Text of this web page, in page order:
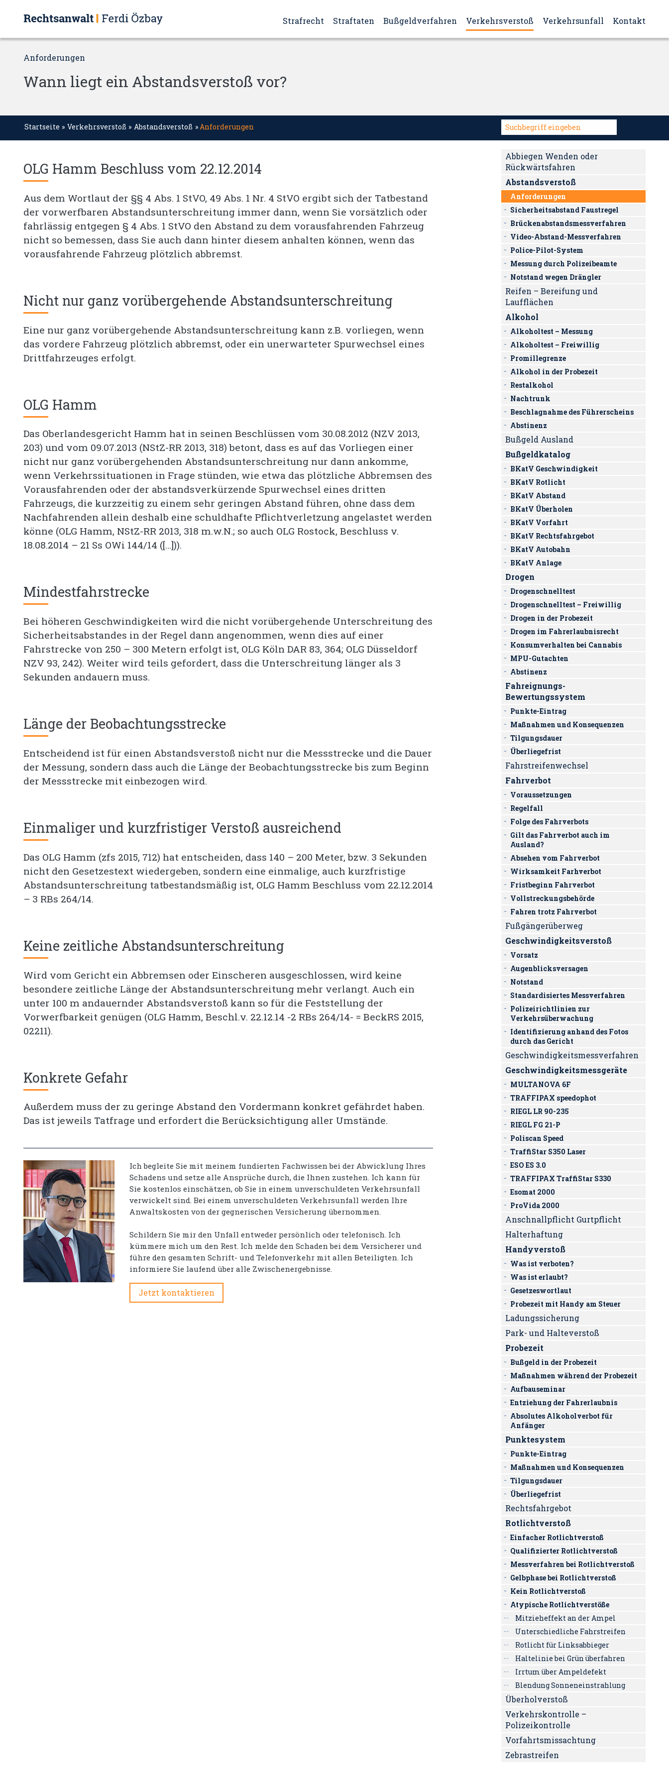
Strafrecht Straftaten Bußgeldverfahren Verkehrsverstoß Verkehrsunfall Kontakt
Anforderungen
Wann liegt ein Abstandsverstoß vor?
Startseite » Verkehrsverstoß » Abstandsverstoß »Anforderungen
OLG Hamm Beschluss vom 22.12.2014
Aus dem Wortlaut der §§ 4 Abs. 1 StVO, 49 Abs. 1 Nr. 4 StVO ergibt sich der Tatbestand
der vorwerfbaren Abstandsunterschreitung immer dann, wenn Sie vorsätzlich oder
fahrlässig entgegen § 4 Abs. 1 StVO den Abstand zu dem vorausfahrenden Fahrzeug
nicht so bemessen, dass Sie auch dann hinter diesem anhalten können, wenn das
vorausfahrende Fahrzeug plötzlich abbremst.
Nicht nur ganz vorübergehende Abstandsunterschreitung
Eine nur ganz vorübergehende Abstandsunterschreitung kann z.B. vorliegen, wenn
das vordere Fahrzeug plötzlich abbremst, oder ein unerwarteter Spurwechsel eines
Drittfahrzeuges erfolgt.
OLG Hamm
Das Oberlandesgericht Hamm hat in seinen Beschlüssen vom 30.08.2012 (NZV 2013,
203) und vom 09.07.2013 (NStZ-RR 2013, 318) betont, dass es auf das Vorliegen einer
nicht nur ganz vorübergehenden Abstandsunterschreitung nur dann ankomme,
wenn Verkehrssituationen in Frage stünden, wie etwa das plötzliche Abbremsen des
Vorausfahrenden oder der abstandsverkürzende Spurwechsel eines dritten
Fahrzeugs, die kurzzeitig zu einem sehr geringen Abstand führen, ohne dass dem
Nachfahrenden allein deshalb eine schuldhafte Pflichtverletzung angelastet werden
könne (OLG Hamm, NStZ-RR 2013, 318 m.w.N.; so auch OLG Rostock, Beschluss v.
18.08.2014 – 21 Ss OWi 144/14 ([…])).
Mindestfahrstrecke
Bei höheren Geschwindigkeiten wird die nicht vorübergehende Unterschreitung des
Sicherheitsabstandes in der Regel dann angenommen, wenn dies auf einer
Fahrstrecke von 250 – 300 Metern erfolgt ist, OLG Köln DAR 83, 364; OLG Düsseldorf
NZV 93, 242). Weiter wird teils gefordert, dass die Unterschreitung länger als 3
Sekunden andauern muss.
Länge der Beobachtungsstrecke
Entscheidend ist für einen Abstandsverstoß nicht nur die Messstrecke und die Dauer
der Messung, sondern dass auch die Länge der Beobachtungsstrecke bis zum Beginn
der Messstrecke mit einbezogen wird.
Einmaliger und kurzfristiger Verstoß ausreichend
Das OLG Hamm (zfs 2015, 712) hat entscheiden, dass 140 – 200 Meter, bzw. 3 Sekunden
nicht den Gesetzestext wiedergeben, sondern eine einmalige, auch kurzfristige
Abstandsunterschreitung tatbestandsmäßig ist, OLG Hamm Beschluss vom 22.12.2014
– 3 RBs 264/14.
Keine zeitliche Abstandsunterschreitung
Wird vom Gericht ein Abbremsen oder Einscheren ausgeschlossen, wird keine
besondere zeitliche Länge der Abstandsunterschreitung mehr verlangt. Auch ein
unter 100 m andauernder Abstandsverstoß kann so für die Feststellung der
Vorwerfbarkeit genügen (OLG Hamm, Beschl.v. 22.12.14 -2 RBs 264/14- = BeckRS 2015,
02211).
Konkrete Gefahr
Außerdem muss der zu geringe Abstand den Vordermann konkret gefährdet haben.
Das ist jeweils Tatfrage und erfordert die Berücksichtigung aller Umstände.
Ich begleite Sie mit meinem fundierten Fachwissen bei der Abwicklung Ihres
Schadens und setze alle Ansprüche durch, die Ihnen zustehen. Ich kann für
Sie kostenlos einschätzen, ob Sie in einem unverschuldeten Verkehrsunfall
verwickelt sind. Bei einem unverschuldeten Verkehrsunfall werden Ihre
Anwaltskosten von der gegnerischen Versicherung übernommen.
Schildern Sie mir den Unfall entweder persönlich oder telefonisch. Ich
kümmere mich um den Rest. Ich melde den Schaden bei dem Versicherer und
führe den gesamten Schrift- und Telefonverkehr mit allen Beteiligten. Ich
informiere Sie laufend über alle Zwischenergebnisse.
Jetzt kontaktieren
Abbiegen Wenden oder
Rückwärtsfahren
Abstandsverstoß
Anforderungen
Sicherheitsabstand Faustregel
Brückenabstandsmessverfahren
Video-Abstand-Messverfahren
Police-Pilot-System
Messung durch Polizeibeamte
Notstand wegen Drängler
Reifen – Bereifung und
Laufflächen
Alkohol
Alkoholtest – Messung
Alkoholtest – Freiwillig
Promillegrenze
Alkohol in der Probezeit
Restalkohol
Nachtrunk
Beschlagnahme des Führerscheins
Abstinenz
Bußgeld Ausland
Bußgeldkatalog
BKatV Geschwindigkeit
BKatV Rotlicht
BKatV Abstand
BKatV Überholen
BKatV Vorfahrt
BKatV Rechtsfahrgebot
BKatV Autobahn
BKatV Anlage
Drogen
Drogenschnelltest
Drogenschnelltest – Freiwillig
Drogen in der Probezeit
Drogen im Fahrerlaubnisrecht
Konsumverhalten bei Cannabis
MPU-Gutachten
Abstinenz
Fahreignungs-
Bewertungssystem
Punkte-Eintrag
Maßnahmen und Konsequenzen
Tilgungsdauer
Überliegefrist
Fahrstreifenwechsel
Fahrverbot
Voraussetzungen
Regelfall
Folge des Fahrverbots
Gilt das Fahrverbot auch im
Ausland?
Absehen vom Fahrverbot
Wirksamkeit Farhverbot
Fristbeginn Fahrverbot
Vollstreckungsbehörde
Fahren trotz Fahrverbot
Fußgängerüberweg
Geschwindigkeitsverstoß
Vorsatz
Augenblicksversagen
Notstand
Standardisiertes Messverfahren
Polizeirichtlinien zur
Verkehrsüberwachung
Identifizierung anhand des Fotos
durch das Gericht
Geschwindigkeitsmessverfahren
Geschwindigkeitsmessgeräte
MULTANOVA 6F
TRAFFIPAX speedophot
RIEGL LR 90-235
RIEGL FG 21-P
Poliscan Speed
TraffiStar S350 Laser
ESO ES 3.0
TRAFFIPAX TraffiStar S330
Esomat 2000
ProVida 2000
Anschnallpflicht Gurtpflicht
Halterhaftung
Handyverstoß
Was ist verboten?
Was ist erlaubt?
Gesetzeswortlaut
Probezeit mit Handy am Steuer
Ladungssicherung
Park- und Halteverstoß
Probezeit
Bußgeld in der Probezeit
Maßnahmen während der Probezeit
Aufbauseminar
Entziehung der Fahrerlaubnis
Absolutes Alkoholverbot für
Anfänger
Punktesystem
Punkte-Eintrag
Maßnahmen und Konsequenzen
Tilgungsdauer
Überliegefrist
Rechtsfahrgebot
Rotlichtverstoß
Einfacher Rotlichtverstoß
Qualifizierter Rotlichtverstoß
Messverfahren bei Rotlichtverstoß
Gelbphase bei Rotlichtverstoß
Kein Rotlichtverstoß
Atypische Rotlichtverstöße
Mitzieheffekt an der Ampel
Unterschiedliche Fahrstreifen
Rotlicht für Linksabbieger
Haltelinie bei Grün überfahren
Irrtum über Ampeldefekt
Blendung Sonneneinstrahlung
Überholverstoß
Verkehrskontrolle –
Polizeikontrolle
Vorfahrtsmissachtung
Zebrastreifen